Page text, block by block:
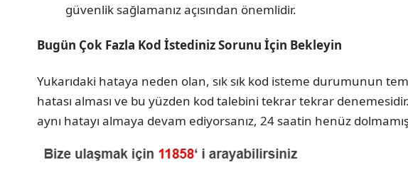
güvenlik sağlamanız açısından önemlidir.
Bugün Çok Fazla Kod İstediniz Sorunu İçin Bekleyin
Yukarıdaki hataya neden olan, sık sık kod isteme durumunun
hatası alması ve bu yüzden kod talebini tekrar tekrar
aynı hatayı almaya devam ediyorsanız, 24 saatin henüz